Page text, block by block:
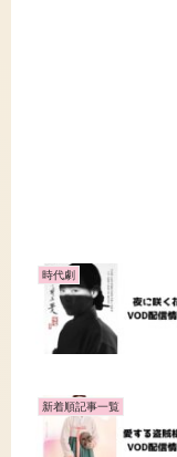
時代劇
新着順記事一覧